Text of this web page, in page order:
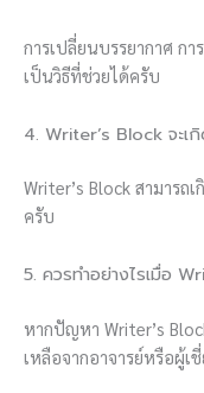
การเปลี่ยนบรรยากาศ ก
เป็นวิธีที่ช่วยได้ครับ
4. Writer’s Block จะเ
Writer’s Block สามาร
ครับ
5. ควรทำอย่างไรเมื่อ
หากปัญหา Writer’s
เหลือจากอาจารย์หรือผู้เ